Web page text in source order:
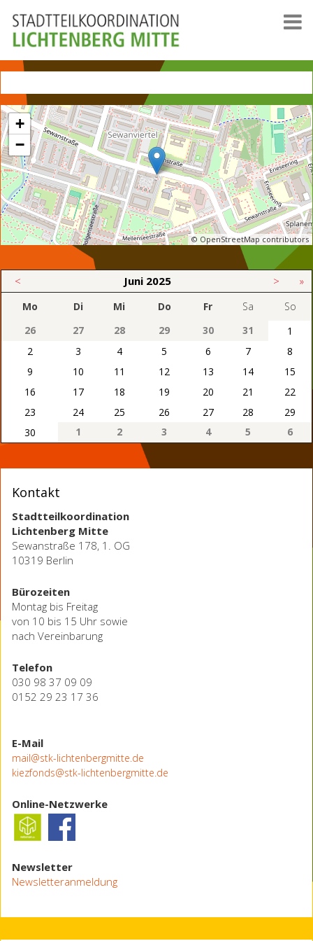
+
−
© OpenStreetMap contributors
< Juni 2025 > »
Mo Di Mi Do Fr Sa
So
26
27 28 29 30 31
1
2
3 4 5 6 7
8
9
10 11 12 13 14
15
16
17 18 19 20 21
22
23
24 25 26 27 28
29
30
1 2 3 4 5 6
Kontakt
Stadtteilkoordination
Lichtenberg Mitte
Sewanstraße 178, 1. OG
10319 Berlin
Bürozeiten
Montag bis Freitag
von 10 bis 15 Uhr sowie
nach Vereinbarung
Telefon
030 98 37 09 09
0152 29 23 17 36
E-Mail
mail@stk-lichtenbergmitte.de
kiezfonds@stk-lichtenbergmitte.de
Online-Netzwerke
Newsletter
Newsletteranmeldung